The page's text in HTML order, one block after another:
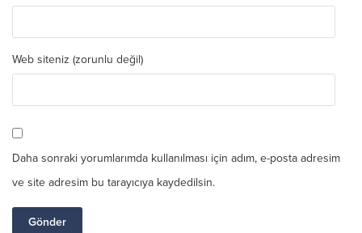
Web siteniz (zorunlu değil)
Daha sonraki yorumlarımda kullanılması için adım, e-posta adresim
ve site adresim bu tarayıcıya kaydedilsin.